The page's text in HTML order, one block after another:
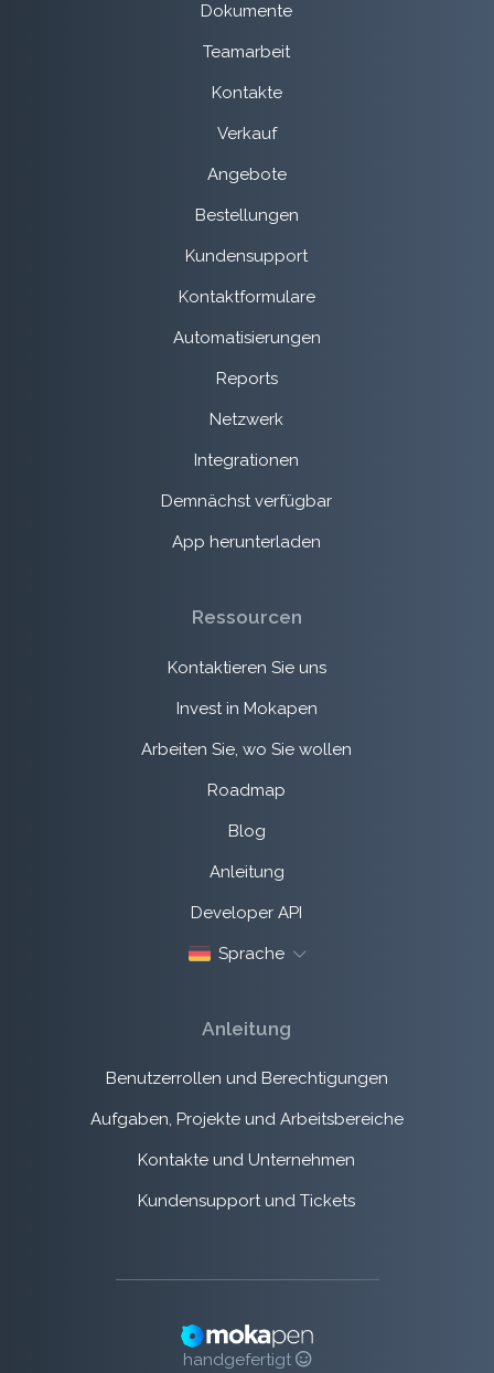
Dokumente
Teamarbeit
Kontakte
Verkauf
Angebote
Bestellungen
Kundensupport
Kontaktformulare
Automatisierungen
Reports
Netzwerk
Integrationen
Demnächst verfügbar
App herunterladen
Ressourcen
Kontaktieren Sie uns
Invest in Mokapen
Arbeiten Sie, wo Sie wollen
Roadmap
Blog
Anleitung
Developer API
Sprache
Anleitung
Benutzerrollen und Berechtigungen
Aufgaben, Projekte und Arbeitsbereiche
Kontakte und Unternehmen
Kundensupport und Tickets
handgefertigt